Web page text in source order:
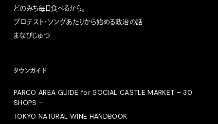
どのみち毎日食べるから。
プロテスト・ソングあたりから始める政治の話
まなびじゅつ
タウンガイド
PARCO AREA GUIDE for SOCIAL CASTLE MARKET – 30
SHOPS –
TOKYO NATURAL WINE HANDBOOK